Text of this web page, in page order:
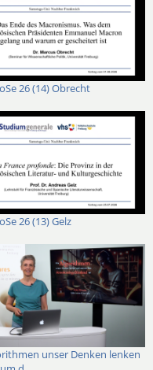
26 (14) Obrecht
26 (13) Gelz
unser Denken lenken